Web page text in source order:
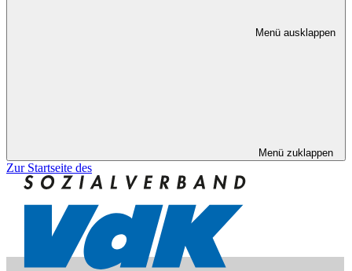
Menü ausklappen
Menü zuklappen
Zur Startseite des